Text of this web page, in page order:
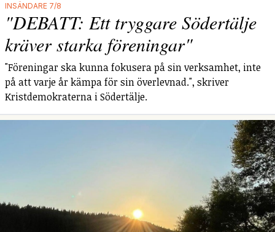
INSÄNDARE 7/8
"DEBATT: Ett tryggare Södertälje
kräver starka föreningar"
"Föreningar ska kunna fokusera på sin verksamhet, inte
på att varje år kämpa för sin överlevnad.", skriver
Kristdemokraterna i Södertälje.